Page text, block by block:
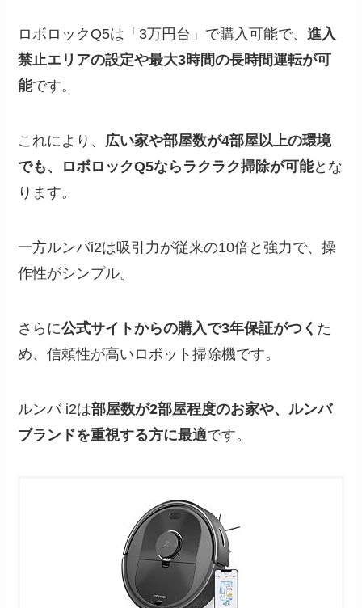
ロボロックQ5は「3万円台」で購入可能で、進入
禁止エリアの設定や最大3時間の長時間運転が可
能です。
これにより、 広い家や部屋数が4部屋以上の環境
でも、ロボロックQ5ならラクラク掃除が可能とな
ります。
一方ルンバi2は吸引力が従来の10倍と強力で、操
作性がシンプル。
さらに公式サイトからの購入で3年保証がつく た
め、信頼性が高いロボット掃除機です。
ルンバ i2は部屋数が2部屋程度のお家や、ルンバ
ブランドを重視する方に最適です。